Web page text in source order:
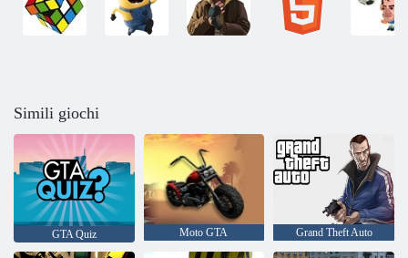
Simili giochi
GTA Quiz Moto GTA Grand Theft Auto